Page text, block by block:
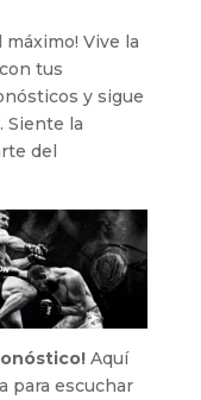
Vive la
tus
y sigue
Siente la
del
Aquí
para escuchar